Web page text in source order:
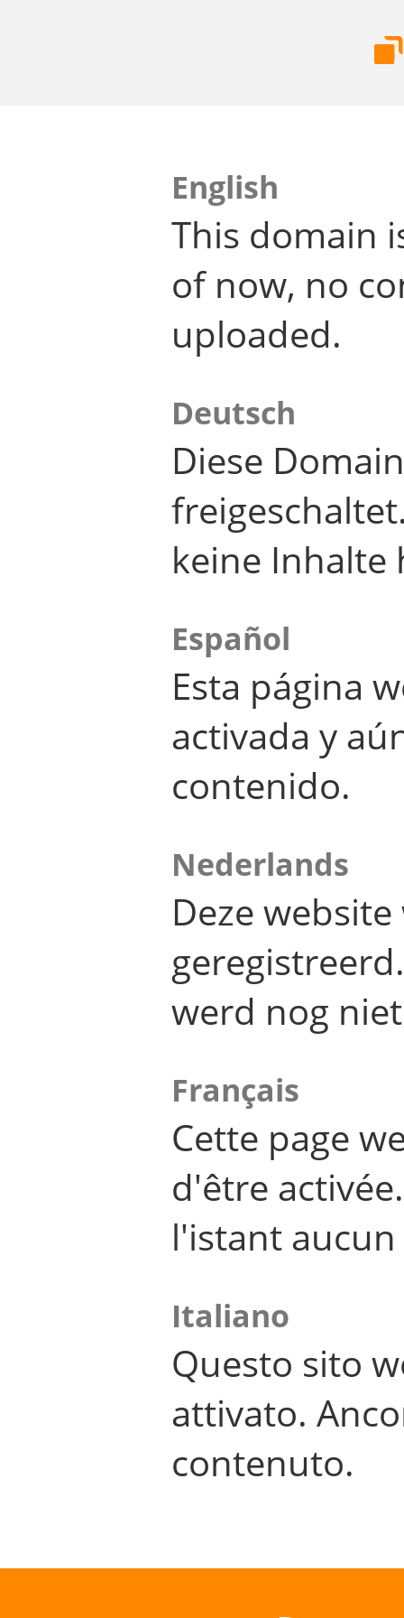
English
This domain
of now, no
uploaded.
Deutsch
Diese
keine Inhalte
Español
Esta página
activada y
contenido.
Nederlands
Deze
werd nog
Français
Cette page
d'être
l'istant
Italiano
Questo sito
attivato.
contenuto.